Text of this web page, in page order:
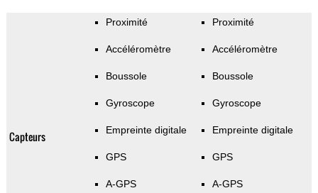
Capteurs
Proximité
Accéléromètre
Boussole
Gyroscope
Empreinte digitale
GPS
A-GPS
Proximité
Accéléromètre
Boussole
Gyroscope
Empreinte digitale
GPS
A-GPS